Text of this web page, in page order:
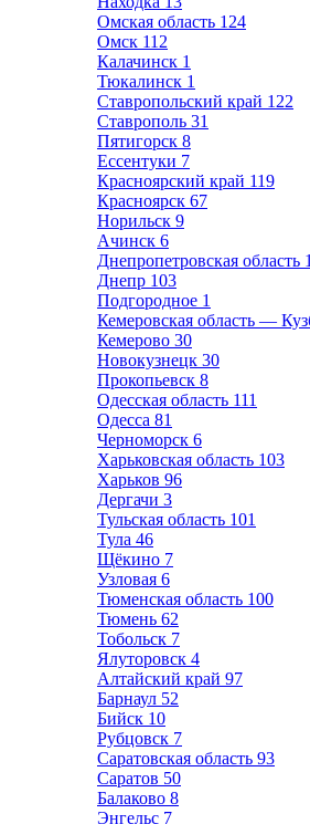
Омская область 124
Омск 112
Калачинск 1
Тюкалинск 1
Ставропольский край 122
Ставрополь 31
Пятигорск 8
Ессентуки 7
Красноярский край 119
Красноярск 67
Норильск 9
Ачинск 6
Днепропетровская область
Днепр 103
Подгородное 1
Кемеровская область —
Кемерово 30
Новокузнецк 30
Прокопьевск 8
Одесская область 111
Одесса 81
Черноморск 6
Харьковская область 103
Харьков 96
Дергачи 3
Тульская область 101
Тула 46
Щёкино 7
Узловая 6
Тюменская область 100
Тюмень 62
Тобольск 7
Ялуторовск 4
Алтайский край 97
Барнаул 52
Бийск 10
Рубцовск 7
Саратовская область 93
Саратов 50
Балаково 8
Энгельс 7